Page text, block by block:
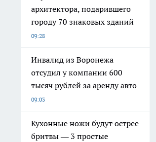
архитектора, подарившего
городу 70 знаковых зданий
09:28
Инвалид из Воронежа
отсудил у компании 600
тысяч рублей за аренду авто
09:03
Кухонные ножи будут острее
бритвы — 3 простые